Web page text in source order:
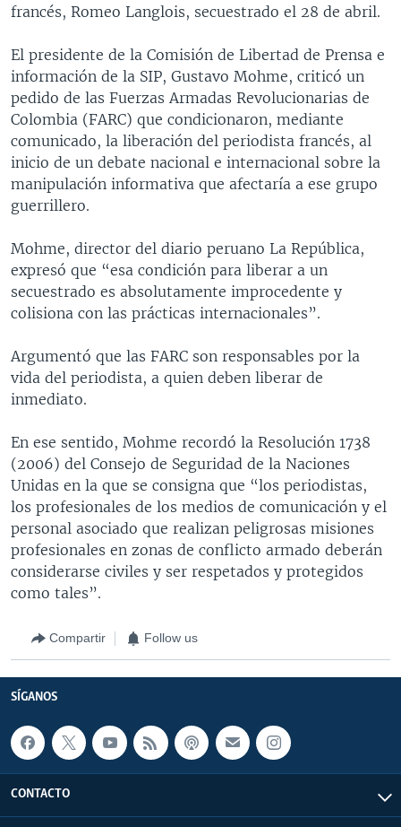
francés, Romeo Langlois, secuestrado el 28 de abril.
El presidente de la Comisión de Libertad de Prensa e
información de la SIP, Gustavo Mohme, criticó un
pedido de las Fuerzas Armadas Revolucionarias de
Colombia (FARC) que condicionaron, mediante
comunicado, la liberación del periodista francés, al
inicio de un debate nacional e internacional sobre la
manipulación informativa que afectaría a ese grupo
guerrillero.
Mohme, director del diario peruano La República,
expresó que “esa condición para liberar a un
secuestrado es absolutamente improcedente y
colisiona con las prácticas internacionales”.
Argumentó que las FARC son responsables por la
vida del periodista, a quien deben liberar de
inmediato.
En ese sentido, Mohme recordó la Resolución 1738
(2006) del Consejo de Seguridad de la Naciones
Unidas en la que se consigna que “los periodistas,
los profesionales de los medios de comunicación y el
personal asociado que realizan peligrosas misiones
profesionales en zonas de conflicto armado deberán
considerarse civiles y ser respetados y protegidos
como tales”.
Compartir Follow us
SÍGANOS
CONTACTO